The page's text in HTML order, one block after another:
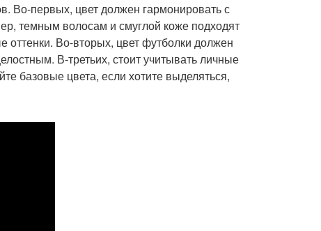
Во-первых, цвет должен гармонировать с
темным волосам и смуглой коже подходят
Во-вторых, цвет футболки должен
В-третьих, стоит учитывать личные
базовые цвета, если хотите выделяться,